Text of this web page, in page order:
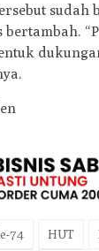
sudah
74 HUT